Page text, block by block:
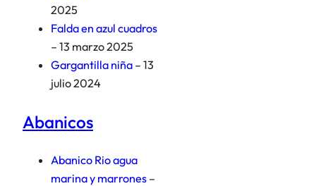
2025
Falda en azul cuadros
– 13 marzo 2025
Gargantilla niña – 13
julio 2024
Abanicos
Abanico Rio agua
marina y marrones –